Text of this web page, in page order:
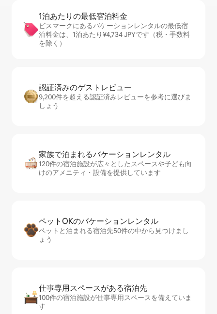
1泊あたりの最⁠低⁠宿⁠泊⁠料⁠金
ビスマークにあるバケーションレンタルの最低宿
泊料金は、1泊あたり¥4,734 JPYです（税・手数料
を除く）
認証済みのゲ⁠ス⁠ト⁠レ⁠ビ⁠ュ⁠ー
9,200件を超える認証済みレビューを参考に選びま
しょう
家族で泊まれるバ⁠ケ⁠ー⁠シ⁠ョ⁠ンレ⁠ン⁠タ⁠ル
120件の宿泊施設が広々としたスペースや子ども向
けのアメニティ・設備を提供しています
ペットOKのバ⁠ケ⁠ー⁠シ⁠ョ⁠ンレ⁠ン⁠タ⁠ル
ペットと泊まれる宿泊先50件の中から見つけまし
ょう
仕事専用ス⁠ペ⁠ー⁠スがあ⁠る宿⁠泊⁠先
100件の宿泊施設が仕事専用スペースを備えていま
す